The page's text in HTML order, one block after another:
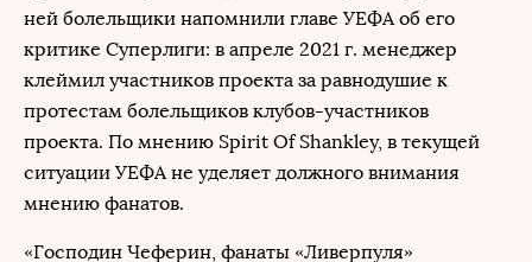
ней болельщики напомнили главе УЕФА об его
критике Суперлиги: в апреле 2021 г. менеджер
клеймил участников проекта за равнодушие к
протестам болельщиков клубов-участников
проекта. По мнению Spirit Of Shankley, в текущей
ситуации УЕФА не уделяет должного внимания
мнению фанатов.
«Господин Чеферин, фанаты «Ливерпуля»